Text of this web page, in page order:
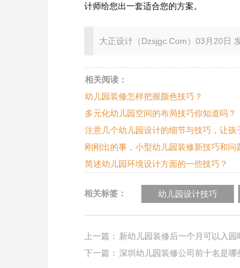
计师给您出一套适合您的方案。
大正设计（Dzsjgc.Com）03月20日
相关阅读：
幼儿园装修怎样把握颜色技巧？
多元化幼儿园空间的布局技巧你知道吗？
注意几个幼儿园设计的细节与技巧，让孩
刚刚出的事，小型幼儿园装修新技巧和问
简述幼儿园环境设计方面的一些技巧？
相关标签： 幼儿园设计技巧
上一篇： 新幼儿园装修后一个月可以入园
下一篇： 深圳幼儿园装修公司前十名是哪